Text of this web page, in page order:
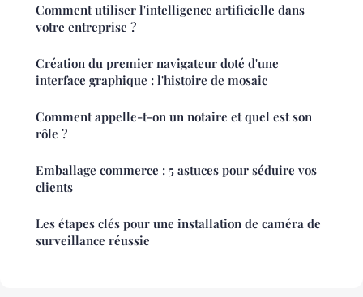
Comment utiliser l'intelligence artificielle dans
votre entreprise ?
Création du premier navigateur doté d'une
interface graphique : l'histoire de mosaic
Comment appelle-t-on un notaire et quel est son
rôle ?
Emballage commerce : 5 astuces pour séduire vos
clients
Les étapes clés pour une installation de caméra de
surveillance réussie